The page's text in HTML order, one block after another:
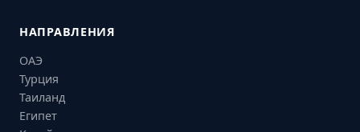
НАПРАВЛЕНИЯ
ОАЭ
Турция
Таиланд
Египет